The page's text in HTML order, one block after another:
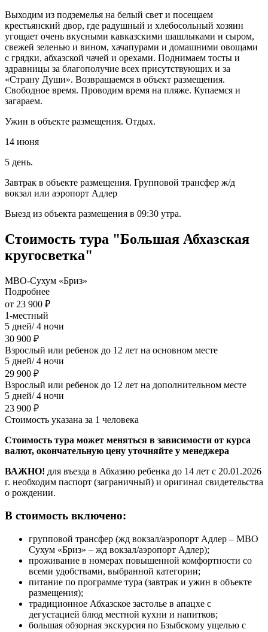
Выходим из подземелья на белый свет и посещаем
крестьянский двор, где радушный и хлебосольный хозяин
угощает очень вкусными кавказскими шашлыками и сыром,
свежей зеленью и вином, хачапурами и домашними овощами
с грядки, абхазской чачей и орехами. Поднимаем тосты и
здравницы за благополучие всех присутствующих и за
«Страну Души». Возвращаемся в объект размещения.
Свободное время. Проводим время на пляже. Купаемся и
загараем.
Ужин в объекте размещения. Отдых.
14 июня
5 день.
Завтрак в объекте размещения. Групповой трансфер ж/д
вокзал или аэропорт Адлер
Выезд из объекта размещения в 09:30 утра.
Стоимость тура "Большая Абхазская
кругосветка"
МВО-Сухум «Бриз»
Подробнее
от 23 900 ₽
1-местный
5 дней/ 4 ночи
30 900 ₽
Взрослый или ребенок до 12 лет на основном месте
5 дней/ 4 ночи
29 900 ₽
Взрослый или ребенок до 12 лет на дополнительном месте
5 дней/ 4 ночи
23 900 ₽
Стоимость указана за 1 человека
Стоимость тура может меняться в зависимости от курса
валют, окончательную цену уточняйте у менеджера
ВАЖНО! для въезда в Абхазию ребенка до 14 лет с 20.01.2026
г. необходим паспорт (заграничный) и оригинал свидетельства
о рождении.
В стоимость включено:
групповой трансфер (жд вокзал/аэропорт Адлер – МВО
Сухум «Бриз» – жд вокзал/аэропорт Адлер);
проживание в номерах повышенной комфортности со
всеми удобствами, выбранной категории;
питание по программе тура (завтрак и ужин в объекте
размещения);
традиционное Абхазское застолье в апацхе с
дегустацией блюд местной кухни и напитков;
большая обзорная экскурсия по Бзыбскому ущелью с